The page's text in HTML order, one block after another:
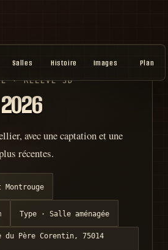
Salles Histoire Images Plan
· RELEVÉ 3D
avec une captation et une
récentes.
Type ·Salle aménagée
du Père Corentin, 75014